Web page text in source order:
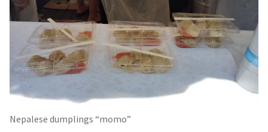
Nepalese dumplings “momo”